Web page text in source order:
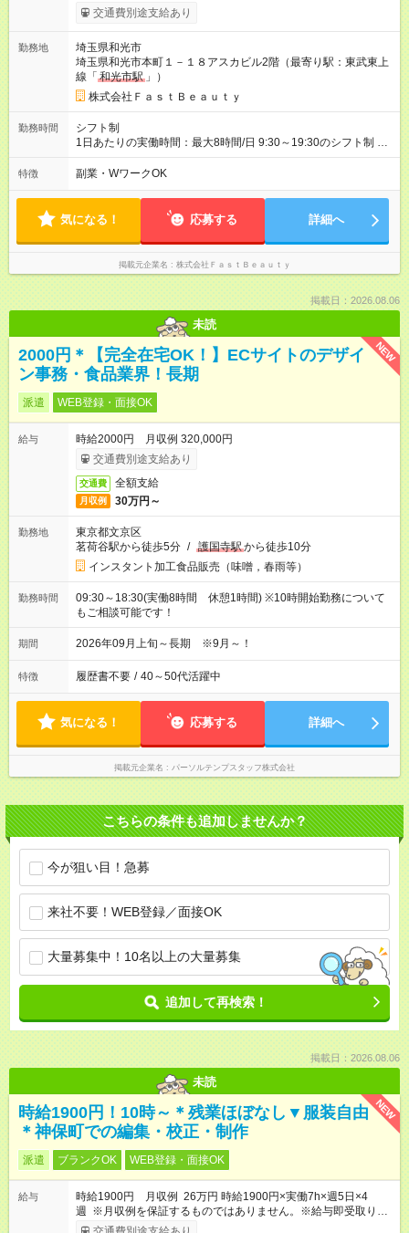
月インセンティブポイント付与 ・店舗売上や入客人数などに応
じてインセンティブポイントを付与 ・ポイントは6ヶ月に一度引
理美容師手当あり 研修期間6ヶ月間は以下給与のみ変更あり 時
給1150円 ※交通費支給（～500円/日） ※給与に関しては2025年
度の最低賃金を反映済み ※各都道府県の施行月より適応、入社
時期によっては変動の可能性あり 詳細は、採用担当へお問い合
わせください 【試用期間】試用期間なし
交通費別途支給あり
勤務地
埼玉県和光市
埼玉県和光市本町１－１８アスカビル2階（最寄り駅：東武東上
線「 和光市駅 」）
株式会社ＦａｓｔＢｅａｕｔｙ
勤務時間
シフト制
1日あたりの実働時間：最大8時間/日 9:30～19:30のシフト制 週
2日～、1日5時間～OK シフトはご希望を伺いながら相談のうえ
決定します 扶養内勤務・ダブルワークOK
特徴 副業・WワークOK
気になる！ 応募する 詳細へ
掲載元企業名 株式会社ＦａｓｔＢｅａｕｔｙ
掲載日：2026.08.06
未読
NEW
2000円＊【完全在宅OK！】ECサイトのデザイ
ン事務・食品業界！長期
派遣 WEB登録・面接OK
給与
時給2000円 月収例 320,000円
交通費別途支給あり
交通費 全額支給
月収例 30万円～
勤務地
東京都文京区
茗荷谷駅から徒歩5分 / 護国寺駅から徒歩10分
インスタント加工食品販売（味噌，春雨等）
勤務時間
09:30～18:30(実働8時間 休憩1時間) ※10時開始勤務について
もご相談可能です！
期間 2026年09月上旬～長期 ※9月～！
特徴 履歴書不要 / 40～50代活躍中
気になる！ 応募する 詳細へ
掲載元企業名 パーソルテンプスタッフ株式会社
こちらの条件も追加しませんか？
今が狙い目！急募
来社不要！WEB登録／面接OK
大量募集中！10名以上の大量募集
追加して再検索！
掲載日：2026.08.06
未読
NEW
時給1900円！10時～＊残業ほぼなし▼服装自由
＊神保町での編集・校正・制作
派遣 ブランクOK WEB登録・面接OK
給与
時給1900円 月収例 26万円 時給1900円×実働7h×週5日×4
週 ※月収例を保証するものではありません。※給与即受取りサ
ービス利用可（利用条件有）